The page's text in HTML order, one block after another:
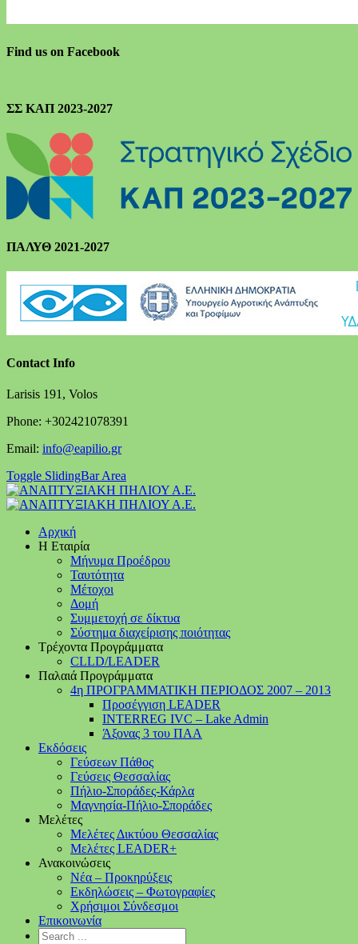
Find us on Facebook
ΣΣ ΚΑΠ 2023-2027
ΠΑΛΥΘ 2021-2027
Contact Info
Larisis 191, Volos
Phone: +302421078391
Email: info@eapilio.gr
Toggle SlidingBar Area
Αρχική
Η Εταιρία
Μήνυμα Προέδρου
Ταυτότητα
Μέτοχοι
Δομή
Συμμετοχή σε δίκτυα
Σύστημα διαχείρισης ποιότητας
Τρέχοντα Προγράμματα
CLLD/LEADER
Παλαιά Προγράμματα
4η ΠΡΟΓΡΑΜΜΑΤΙΚΗ ΠΕΡΙΟΔΟΣ 2007 – 2013
Προσέγγιση LEADER
INTERREG IVC – Lake Admin
Άξονας 3 του ΠΑΑ
Εκδόσεις
Γεύσεων Πάθος
Γεύσεις Θεσσαλίας
Πήλιο-Σποράδες-Κάρλα
Μαγνησία-Πήλιο-Σποράδες
Μελέτες
Μελέτες Δικτύου Θεσσαλίας
Μελέτες LEADER+
Ανακοινώσεις
Νέα – Προκηρύξεις
Εκδηλώσεις – Φωτογραφίες
Χρήσιμοι Σύνδεσμοι
Επικοινωνία